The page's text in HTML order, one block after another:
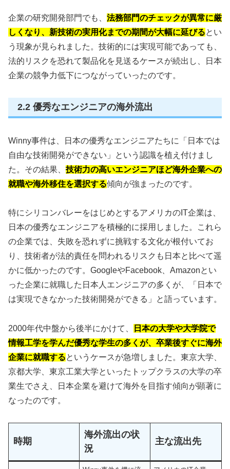
企業の研究開発部門でも、 法務部門のチェックが異常に厳
しくなり、新技術の実用化までの期間が大幅に延びるとい
う現象が見られました。技術的には実現可能であっても、
法的リスクを恐れて製品化を見送るケースが続出し、日本
企業の競争力低下につながっていったのです。
2.2 優秀なエンジニアの海外流出
Winny事件は、日本の優秀なエンジニアたちに「日本では
自由な技術開発ができない」という認識を植え付けまし
た。その結果、 技術力の高いエンジニアほど海外企業への
就職や海外移住を選択する傾向が強まったのです。
特にシリコンバレーをはじめとするアメリカのIT企業は、
日本の優秀なエンジニアを積極的に採用しました。これら
の企業では、失敗を恐れずに挑戦する文化が根付いてお
り、技術者が法的責任を問われるリスクも日本と比べて遥
かに低かったのです。GoogleやFacebook、Amazonとい
った企業に就職した日本人エンジニアの多くが、「日本で
は実現できなかった技術開発ができる」と語っています。
2000年代中盤から後半にかけて、
日本の大学や大学院で
情報工学を学んだ優秀な学生の多くが、卒業後すぐに海外
企業に就職するというケースが急増しました。東京大学、
京都大学、東京工業大学といったトップクラスの大学の卒
業生でさえ、日本企業を避けて海外を目指す傾向が顕著に
なったのです。
時期
海外流出の状
況
主な流出先